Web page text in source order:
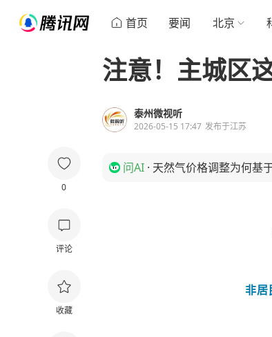
首页 要闻 北京
0
评论
收藏
注意！主城区
泰州微视听
2026-05-15 17:47 发布于江苏
问AI · 天然气价格调整为何基
非居